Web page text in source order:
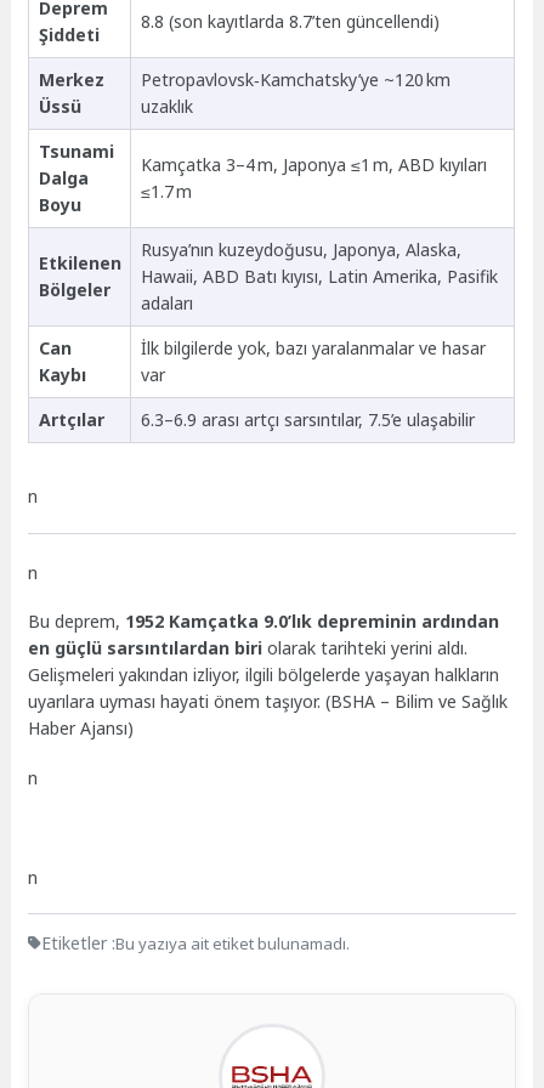
Deprem
Şiddeti
8.8 (son kayıtlarda 8.7’ten güncellendi)
Merkez
Üssü
Petropavlovsk‑Kamchatsky’ye ~120 km
uzaklık
Tsunami
Dalga
Boyu
Kamçatka 3–4 m, Japonya ≤1 m, ABD kıyıları
≤1.7 m
Etkilenen
Bölgeler
Rusya’nın kuzeydoğusu, Japonya, Alaska,
Hawaii, ABD Batı kıyısı, Latin Amerika, Pasifik
adaları
Can
Kaybı
İlk bilgilerde yok, bazı yaralanmalar ve hasar
var
Artçılar
6.3–6.9 arası artçı sarsıntılar, 7.5’e ulaşabilir
n
n
Bu deprem, 1952 Kamçatka 9.0’lık depreminin ardından
en güçlü sarsıntılardan biri olarak tarihteki yerini aldı.
Gelişmeleri yakından izliyor, ilgili bölgelerde yaşayan halkların
uyarılara uyması hayati önem taşıyor. (BSHA – Bilim ve Sağlık
Haber Ajansı)
n
n
Etiketler :Bu yazıya ait etiket bulunamadı.